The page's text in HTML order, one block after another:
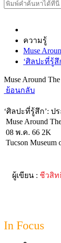
ความรู้
Muse
‘ศิลปะที่รู้
Muse Around
ย้อนกลับ
‘ศิลปะที่รู้สึก’:
Muse Around
08 พ.ค. 66 2K
Tucson Museum
ผู้เขียน : ชีวสิท
In Focus